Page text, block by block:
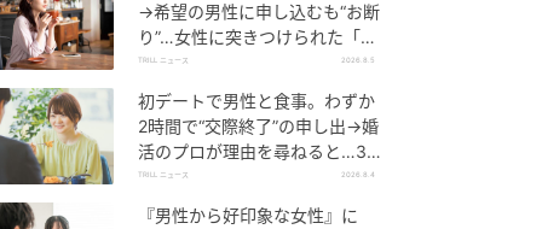
→希望の男性に申し込むも“お断
り”…女性に突きつけられた「高
望み」以上の残酷な原因とは？
TRILL ニュース 2026.8.5
初デートで男性と食事。わずか
2時間で“交際終了”の申し出→婚
活のプロが理由を尋ねると…34
歳女性が明かした“呆れた理由”
TRILL ニュース 2026.8.4
『男性から好印象な女性』に